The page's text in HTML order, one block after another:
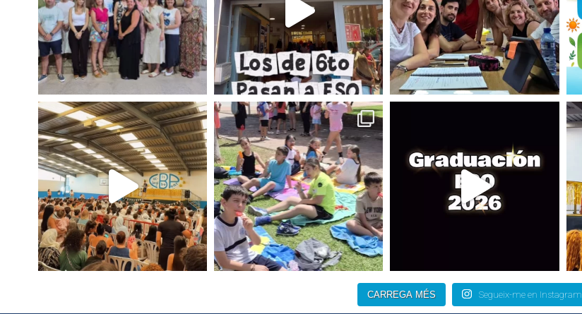
CARREGA MÉS Segueix-me en Instagram